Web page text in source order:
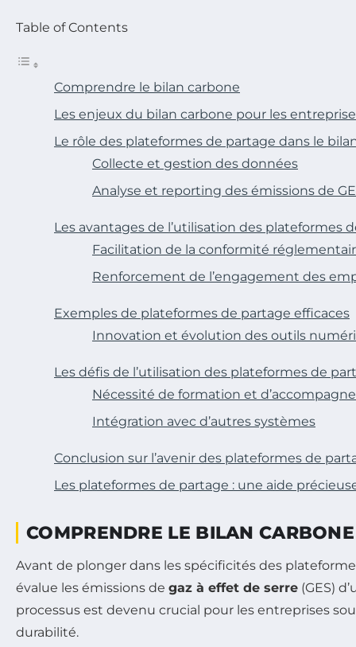
Table of Contents
Comprendre le bilan carbone
Les enjeux du bilan carbone pour les
Le rôle des plateformes de partage dans le
Collecte et gestion des données
Analyse et reporting des émissions de
Les avantages de l’utilisation des plateformes
Facilitation de la conformité
Renforcement de l’engagement des
Exemples de plateformes de partage efficaces
Innovation et évolution des outils
Les défis de l’utilisation des plateformes de
Nécessité de formation et
Intégration avec d’autres systèmes
Conclusion sur l’avenir des plateformes de
Les plateformes de partage : une aide
COMPRENDRE LE BILAN CARBONE
Avant de plonger dans les spécificités des
évalue les émissions de gaz à effet de serre (GES)
processus est devenu crucial pour les entreprises
durabilité.